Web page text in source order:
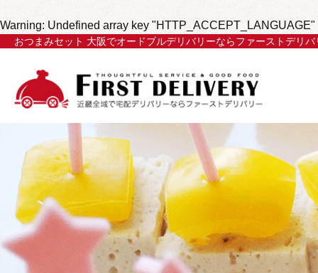
Warning: Undefined array key
おつまみセット 大阪でオードブルデリバリーならファーストデリバ